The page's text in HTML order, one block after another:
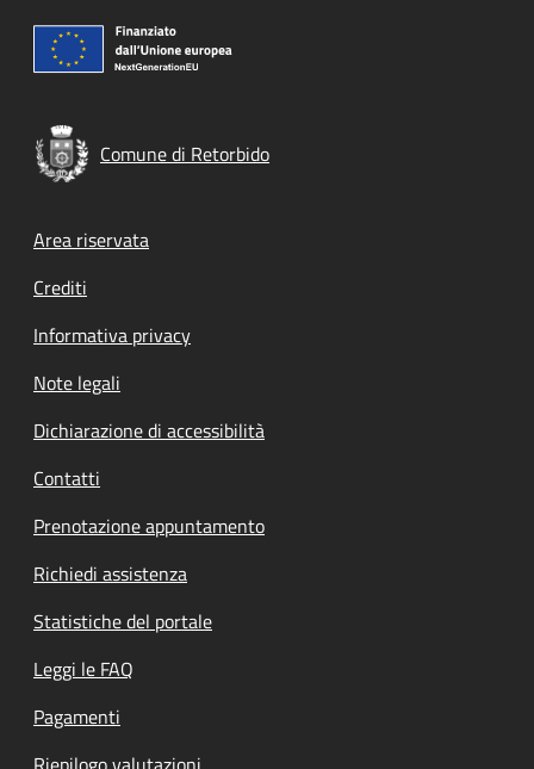
Comune di Retorbido
Footer menu
Area riservata
Crediti
Informativa privacy
Note legali
Dichiarazione di accessibilità
Contatti
Prenotazione appuntamento
Richiedi assistenza
Statistiche del portale
Leggi le FAQ
Pagamenti